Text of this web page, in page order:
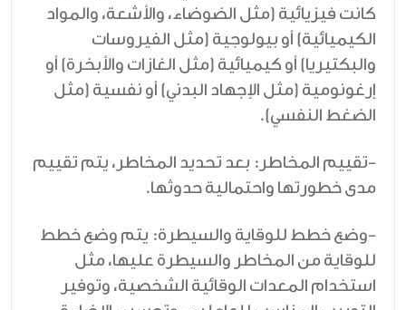
كانت فيزيائية (مثل الضوضاء، والأشعة، والمواد
الكيميائية) أو بيولوجية (مثل الفيروسات
والبكتيريا) أو كيميائية (مثل الغازات والأبخرة) أو
إرغونومية (مثل الإجهاد البدني) أو نفسية (مثل
الضغط النفسي).
-تقييم المخاطر: بعد تحديد المخاطر، يتم تقييم
مدى خطورتها واحتمالية حدوثها.
-وضع خطط للوقاية والسيطرة: يتم وضع خطط
للوقاية من المخاطر والسيطرة عليها، مثل
استخدام المعدات الوقائية الشخصية، وتوفير